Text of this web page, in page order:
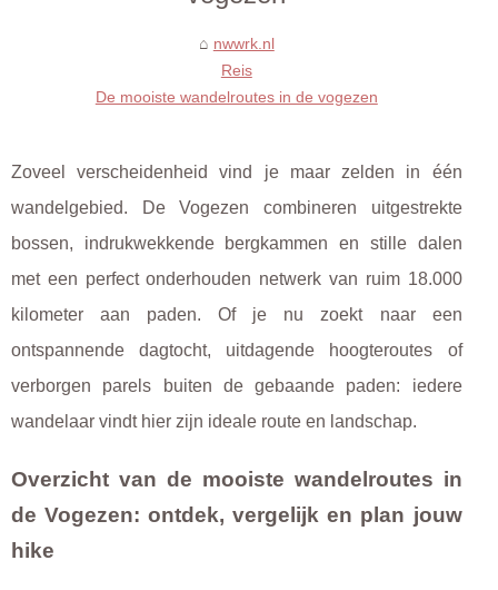
nwwrk.nl
Reis
De mooiste wandelroutes in de vogezen
Zoveel verscheidenheid vind je maar zelden in één
wandelgebied. De Vogezen combineren uitgestrekte
bossen, indrukwekkende bergkammen en stille dalen
met een perfect onderhouden netwerk van ruim 18.000
kilometer aan paden. Of je nu zoekt naar een
ontspannende dagtocht, uitdagende hoogteroutes of
verborgen parels buiten de gebaande paden: iedere
wandelaar vindt hier zijn ideale route en landschap.
Overzicht van de mooiste wandelroutes in
de Vogezen: ontdek, vergelijk en plan jouw
hike